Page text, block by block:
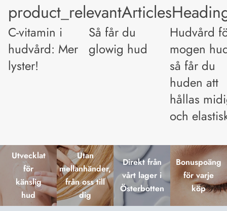
C-vitamin i
hudvård: Mer
lyster!
Så får du
glowig hud
Hudvård
mogen
så får du
huden att
hållas
och
Utvecklat
för
känslig
hud
Utan
mellanhänder,
från oss till
dig
Direkt från
vårt lager i
Österbotten
Bonuspoäng
för varje
köp